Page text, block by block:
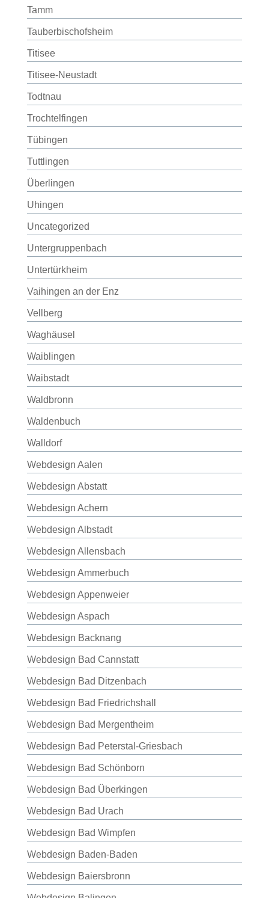
Tamm
Tauberbischofsheim
Titisee
Titisee-Neustadt
Todtnau
Trochtelfingen
Tübingen
Tuttlingen
Überlingen
Uhingen
Uncategorized
Untergruppenbach
Untertürkheim
Vaihingen an der Enz
Vellberg
Waghäusel
Waiblingen
Waibstadt
Waldbronn
Waldenbuch
Walldorf
Webdesign Aalen
Webdesign Abstatt
Webdesign Achern
Webdesign Albstadt
Webdesign Allensbach
Webdesign Ammerbuch
Webdesign Appenweier
Webdesign Aspach
Webdesign Backnang
Webdesign Bad Cannstatt
Webdesign Bad Ditzenbach
Webdesign Bad Friedrichshall
Webdesign Bad Mergentheim
Webdesign Bad Peterstal-Griesbach
Webdesign Bad Schönborn
Webdesign Bad Überkingen
Webdesign Bad Urach
Webdesign Bad Wimpfen
Webdesign Baden-Baden
Webdesign Baiersbronn